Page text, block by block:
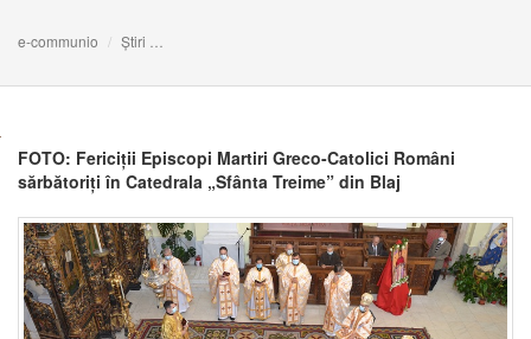
e-communio Știri
FOTO: Fericiții Episcopi Martiri Greco-Catolici Români
sărbătoriți în Catedrala „Sfânta Treime” din Blaj